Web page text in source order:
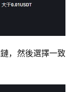
，然後選擇一致